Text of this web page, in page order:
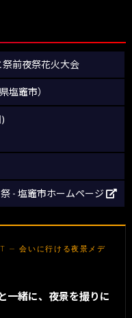
前夜祭花火大会
塩竈市）
- 塩竈市ホームページ
— 会いに行ける夜景メデ
一緒に、夜景を撮りに